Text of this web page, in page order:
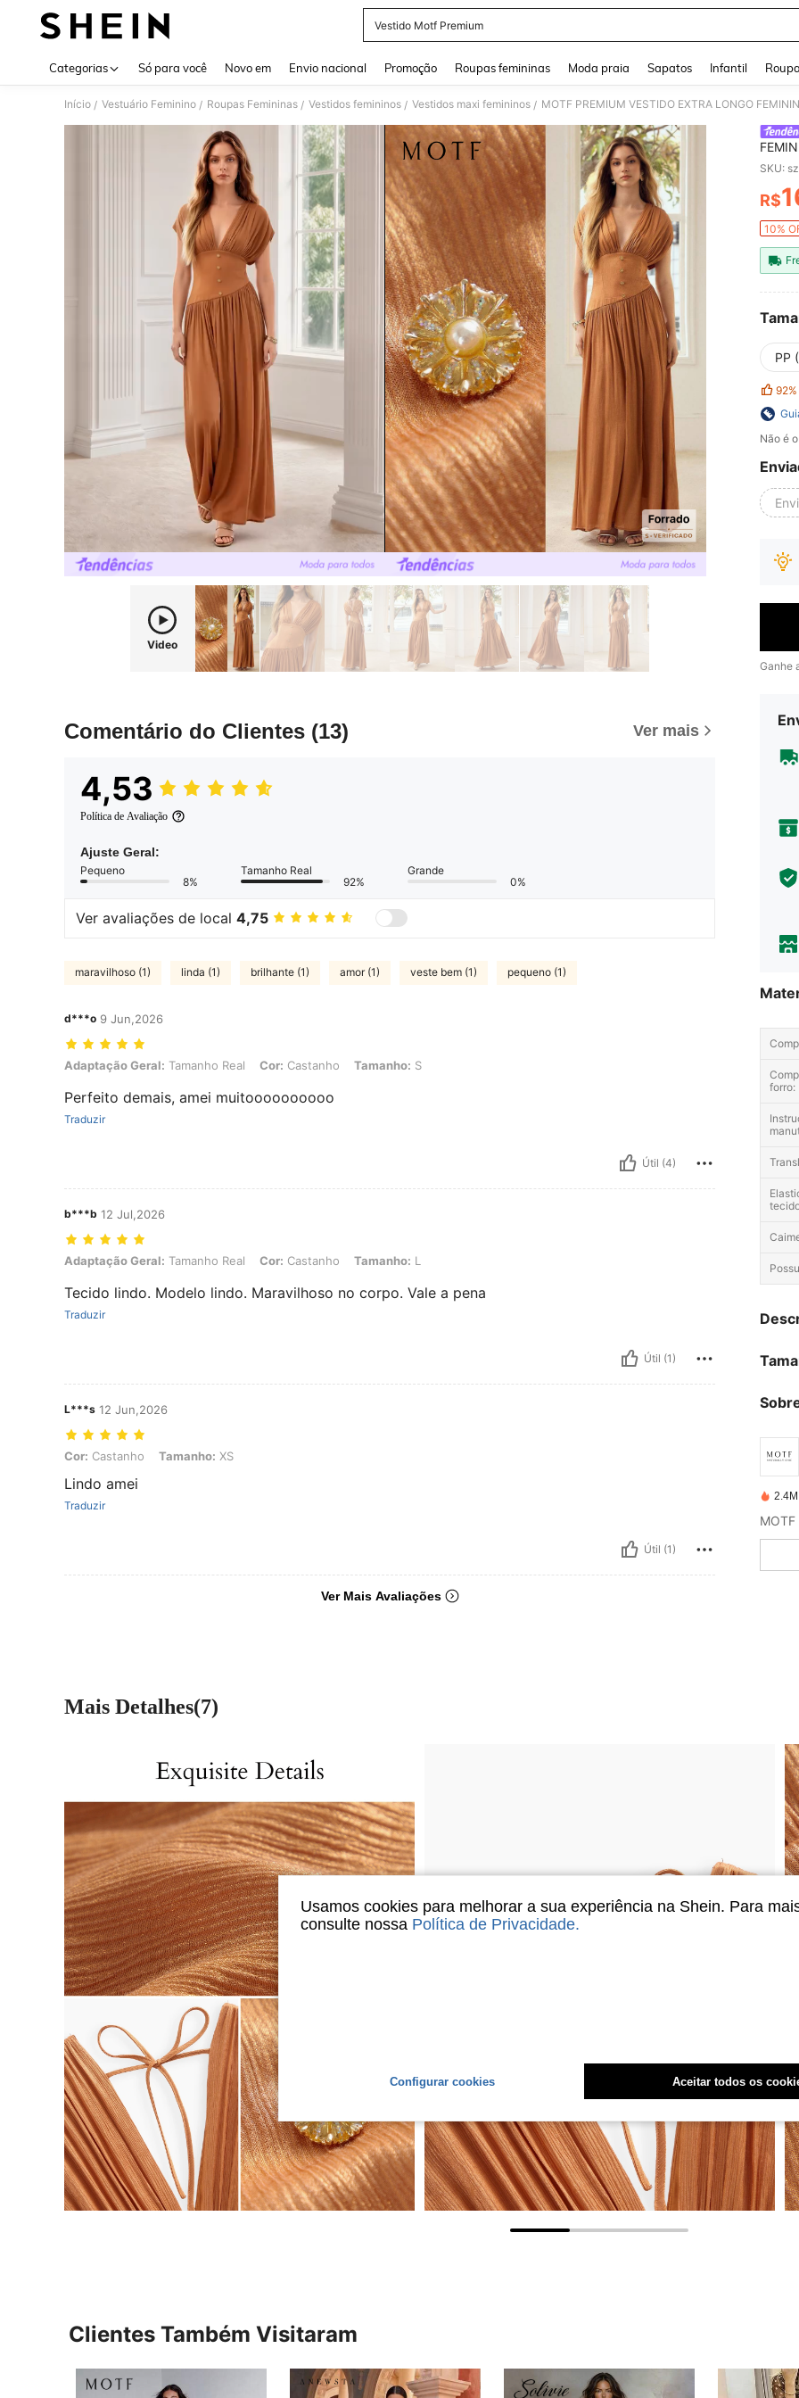
Vestido Motf Premium
Categorias Só para você Novo em Envio nacional Promoção Roupas femininas Moda praia Sapatos Infantil
Início / Vestuário Feminino / Roupas Femininas / Vestidos femininos / Vestidos maxi femininos / MOTF PREMIUM VESTIDO EXTRA LONGO
Video
Comentário do Clientes (13) Ver mais
4,53
Política de Avaliação
Ajuste Geral:
Pequeno
8%
Tamanho Real
92%
Grande
0%
Ver avaliações de local 4,75
maravilhoso (1) linda (1) brilhante (1) amor (1) veste bem (1) pequeno (1)
d***o 9 Jun,2026
Adaptação Geral: Tamanho Real, Cor: Castanho, Tamanho: S
Adaptação Geral: Tamanho Real Cor: Castanho Tamanho: S
Perfeito demais, amei muitoooooooooo
Traduzir
Útil (4)
b***b 12 Jul,2026
Adaptação Geral: Tamanho Real, Cor: Castanho, Tamanho: L
Adaptação Geral: Tamanho Real Cor: Castanho Tamanho: L
Tecido lindo. Modelo lindo. Maravilhoso no corpo. Vale a pena
Traduzir
Útil (1)
L***s 12 Jun,2026
Cor: Castanho, Tamanho: XS
Cor: Castanho Tamanho: XS
Lindo amei
Traduzir
Útil (1)
Ver Mais Avaliações
SKU:
R$
10%
PP
92%
Não é
Ganhe
forro:
Mais Detalhes(7)
Clientes Também Visitaram
Usamos cookies para melhorar a sua experiência na Shein. Para
consulte nossa Política de Privacidade.
Configurar cookies Aceitar todos os